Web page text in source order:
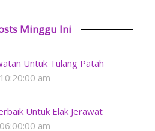
Minggu Ini
Untuk Tulang Patah
am
Untuk Elak Jerawat
am